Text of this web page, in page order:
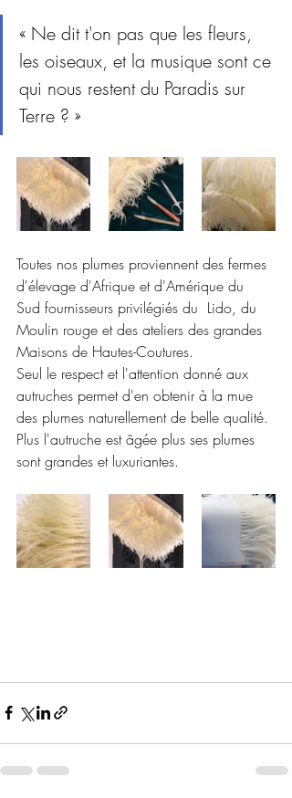
« Ne dit t'on pas que les fleurs,
les oiseaux, et la musique sont ce
qui nous restent du Paradis sur
Terre ? »
Toutes nos plumes proviennent des fermes
d'élevage d'Afrique et d'Amérique du
Sud fournisseurs privilégiés du  Lido, du
Moulin rouge et des ateliers des grandes
Maisons de Hautes-Coutures.
Seul le respect et l'attention donné aux
autruches permet d'en obtenir à la mue
des plumes naturellement de belle qualité.
Plus l'autruche est âgée plus ses plumes
sont grandes et luxuriantes.